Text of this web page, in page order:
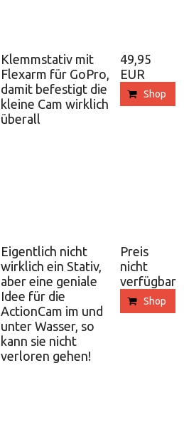
Klemmstativ mit
Flexarm für GoPro,
damit befestigt die
kleine Cam wirklich
überall
49,95
EUR
Shop
Eigentlich nicht
wirklich ein Stativ,
aber eine geniale
Idee für die
ActionCam im und
unter Wasser, so
kann sie nicht
verloren gehen!
Preis
nicht
verfügbar
Shop